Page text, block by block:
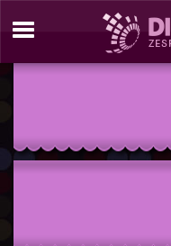
./tresc/